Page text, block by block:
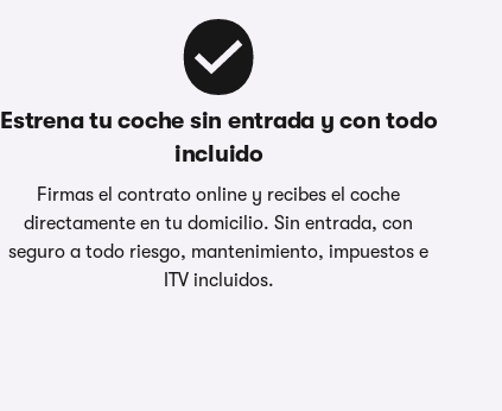
Estrena tu coche sin entrada y con todo
incluido
Firmas el contrato online y recibes el coche
directamente en tu domicilio. Sin entrada, con
seguro a todo riesgo, mantenimiento, impuestos e
ITV incluidos.